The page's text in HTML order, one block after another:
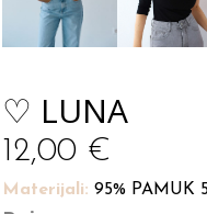
♡ LUNA
12,00 €
Materijali: 95% PAMUK